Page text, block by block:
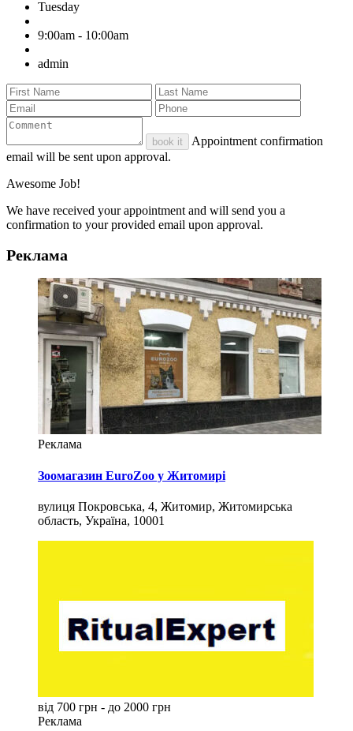
Tuesday
9:00am - 10:00am
admin
book it
Appointment confirmation
email will be sent upon approval.
Awesome Job!
We have received your appointment and will send you a
confirmation to your provided email upon approval.
Реклама
Реклама
Зоомагазин EuroZoo у Житомирі
вулиця Покровська, 4, Житомир, Житомирська
область, Україна, 10001
від 700 грн - до 2000 грн
Реклама